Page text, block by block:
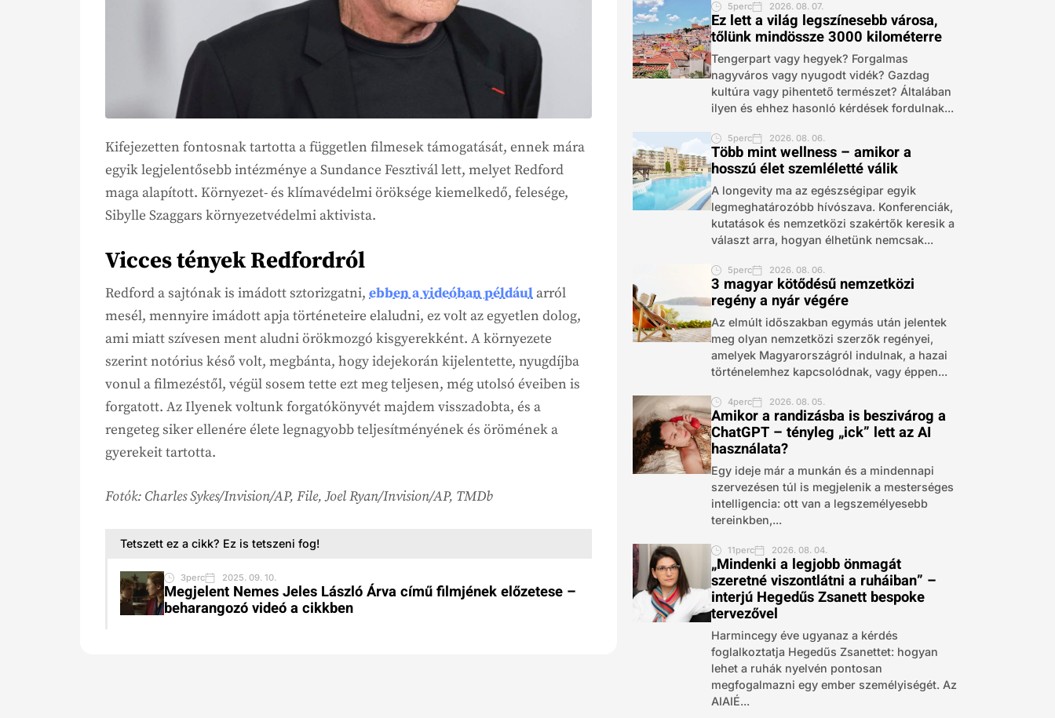
Kifejezetten fontosnak tartotta a független filmesek támogatását, ennek mára
egyik legjelentősebb intézménye a Sundance Fesztivál lett, melyet Redford
maga alapított. Környezet- és klímavédelmi öröksége kiemelkedő, felesége,
Sibylle Szaggars környezetvédelmi aktivista.
Vicces tények Redfordról
Redford a sajtónak is imádott sztorizgatni, ebben a videóban például arról
mesél, mennyire imádott apja történeteire elaludni, ez volt az egyetlen dolog,
ami miatt szívesen ment aludni örökmozgó kisgyerekként. A környezete
szerint notórius késő volt, megbánta, hogy idejekorán kijelentette, nyugdíjba
vonul a filmezéstől, végül sosem tette ezt meg teljesen, még utolsó éveiben is
forgatott. Az Ilyenek voltunk forgatókönyvét majdem visszadobta, és a
rengeteg siker ellenére élete legnagyobb teljesítményének és örömének a
gyerekeit tartotta.
Fotók: Charles Sykes/Invision/AP, File, Joel Ryan/Invision/AP, TMDb
Tetszett ez a cikk? Ez is tetszeni fog!
3perc 2025. 09. 10.
Megjelent Nemes Jeles László Árva című filmjének előzetese –
beharangozó videó a cikkben
5perc 2026. 08. 07.
Ez lett a világ legszínesebb városa,
tőlünk mindössze 3000 kilométerre
Tengerpart vagy hegyek? Forgalmas
nagyváros vagy nyugodt vidék? Gazdag
kultúra vagy pihentető természet? Általában
ilyen és ehhez hasonló kérdések fordulnak...
5perc 2026. 08. 06.
Több mint wellness – amikor a
hosszú élet szemléletté válik
A longevity ma az egészségipar egyik
legmeghatározóbb hívószava. Konferenciák,
kutatások és nemzetközi szakértők keresik a
választ arra, hogyan élhetünk nemcsak...
5perc 2026. 08. 06.
3 magyar kötődésű nemzetközi
regény a nyár végére
Az elmúlt időszakban egymás után jelentek
meg olyan nemzetközi szerzők regényei,
amelyek Magyarországról indulnak, a hazai
történelemhez kapcsolódnak, vagy éppen...
4perc 2026. 08. 05.
Amikor a randizásba is beszivárog a
ChatGPT – tényleg „ick” lett az AI
használata?
Egy ideje már a munkán és a mindennapi
szervezésen túl is megjelenik a mesterséges
intelligencia: ott van a legszemélyesebb
tereinkben,...
11perc 2026. 08. 04.
„Mindenki a legjobb önmagát
szeretné viszontlátni a ruháiban” –
interjú Hegedűs Zsanett bespoke
tervezővel
Harmincegy éve ugyanaz a kérdés
foglalkoztatja Hegedűs Zsanettet: hogyan
lehet a ruhák nyelvén pontosan
megfogalmazni egy ember személyiségét. Az
AIAIÉ...